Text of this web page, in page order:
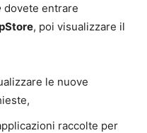
dovete entrare
, poi visualizzare il
le nuove
raccolte per